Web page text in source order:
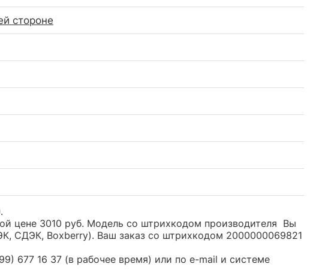
стороне
цене 3010 руб. Модель со штрихкодом производителя Вы
СДЭК, Boxberry). Ваш заказ со штрихкодом 2000000069821
677 16 37 (в рабочее время) или по e-mail и системе